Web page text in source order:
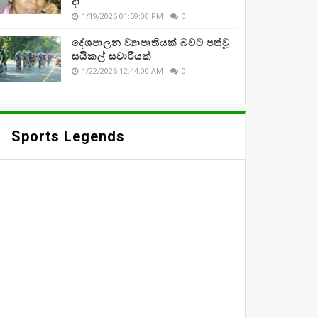
1/19/2026 01:59:00 PM 0
දේශපාලන ව්‍යාපෘතියක් බවට පත්වූ
සයිකල් සවාරියක්
1/22/2026 12:44:00 AM 0
Sports Legends